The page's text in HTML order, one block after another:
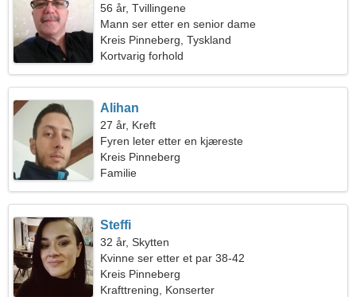
56 år, Tvillingene
Mann ser etter en senior dame
Kreis Pinneberg, Tyskland
Kortvarig forhold
Alihan
27 år, Kreft
Fyren leter etter en kjæreste
Kreis Pinneberg
Familie
Steffi
32 år, Skytten
Kvinne ser etter et par 38-42
Kreis Pinneberg
Krafttrening, Konserter